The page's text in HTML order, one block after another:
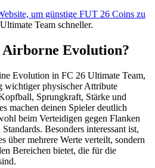
um günstige FUT 26 Coins zu
Team schneller.
Airborne Evolution?
Evolution in FC 26 Ultimate Team,
wichtiger physischer Attribute
Sprungkraft, Stärke und
machen deinen Spieler deutlich
beim Verteidigen gegen Flanken
Besonders interessant ist,
über mehrere Werte verteilt, sondern
Bereichen bietet, die für die